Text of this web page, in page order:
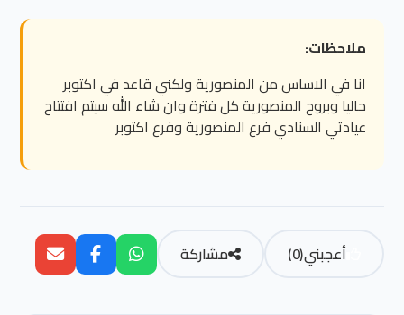
ملاحظات:
انا في الاساس من المنصورية ولكني قاعد في اكتوبر
حاليا وبروح المنصورية كل فترة وان شاء الله سيتم افتتاح
عيادتي السنادي فرع المنصورية وفرع اكتوبر
أعجبني(
0
) مشاركة